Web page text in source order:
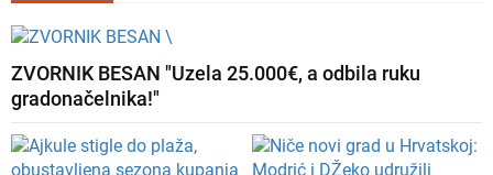
ZVORNIK BESAN "Uzela 25.000€, a odbila ruku
gradonačelnika!"